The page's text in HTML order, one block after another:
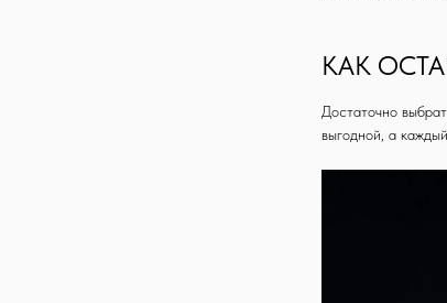
КАК
Достаточно
выгодной, а